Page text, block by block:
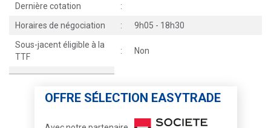
Dernière cotation
:
Horaires de négociation
:
9h05 - 18h30
Sous-jacent éligible à la
TTF
: Non
OFFRE SÉLECTION EASYTRADE